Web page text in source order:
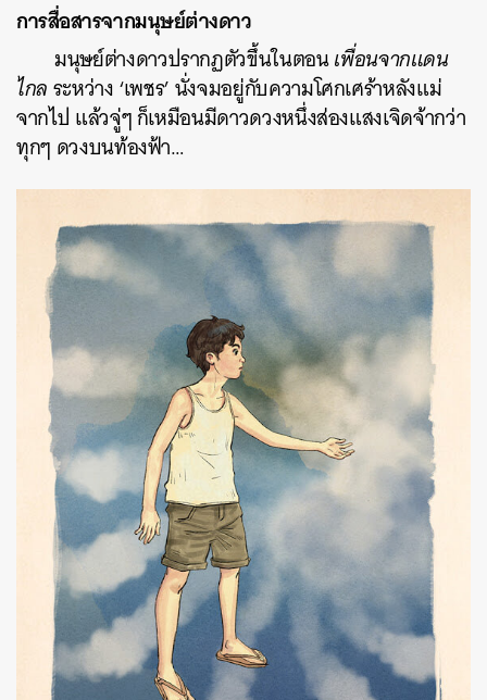
การสื่อสารจากมนุษย์ต่างดาว
มนุษย์ต่างดาวปรากฏตัวขึ้นในตอนเพื่อนจากแดน
ไกลระหว่าง ‘เพชร’ นั่งจมอยู่กับความโศกเศร้าหลังแม่
จากไป แล้วจู่ๆ ก็เหมือนมีดาวดวงหนึ่งส่องแสงเจิดจ้ากว่า
ทุกๆ ดวงบนท้องฟ้า…